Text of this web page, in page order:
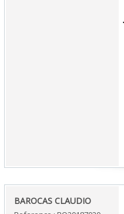
‎BAROCAS CLAUDIO‎